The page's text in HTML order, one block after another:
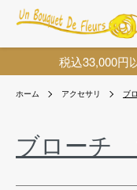
税込33,000円
ホーム アクセサリ ブ
ブローチ